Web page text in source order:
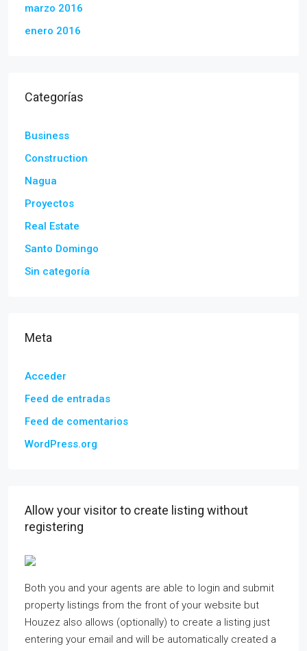
marzo 2016
enero 2016
Categorías
Business
Construction
Nagua
Proyectos
Real Estate
Santo Domingo
Sin categoría
Meta
Acceder
Feed de entradas
Feed de comentarios
WordPress.org
Allow your visitor to create listing without
registering
Both you and your agents are able to login and submit
property listings from the front of your website but
Houzez also allows (optionally) to create a listing just
entering your email and will be automatically created a